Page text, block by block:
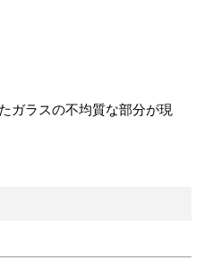
ガラスの不均質な部分が現